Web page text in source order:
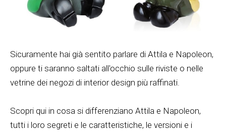
Sicuramente hai già sentito parlare di Attila e Napoleon,
oppure ti saranno saltati all'occhio sulle riviste o nelle
vetrine dei negozi di interior design più raffinati.
Scopri qui in cosa si differenziano Attila e Napoleon,
tutti i loro segreti e le caratteristiche, le versioni e i